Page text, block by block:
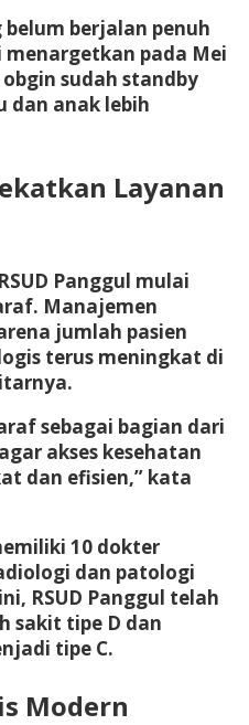
berjalan penuh
pada Mei
sudah standby
dan anak lebih
Layanan
Panggul mulai
Manajemen
jumlah pasien
terus meningkat di
sebagai bagian dari
akses kesehatan
dan efisien,” kata
10 dokter
dan patologi
RSUD Panggul telah
sakit tipe D dan
tipe C.
Modern